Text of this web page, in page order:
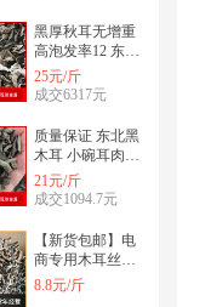
黑厚秋耳无增重
高泡发率12 东北
黑木耳干货 商超
饭店小碗耳
25元/斤
成交6317元
质量保证 东北黑
木耳 小碗耳肉厚
无根秋木耳 干货
黑厚餐饮电商
21元/斤
成交1094.7元
【新货包邮】电
商专用木耳丝干
货 头茬白背毛木
耳丝 皮木耳丝
8.8元/斤